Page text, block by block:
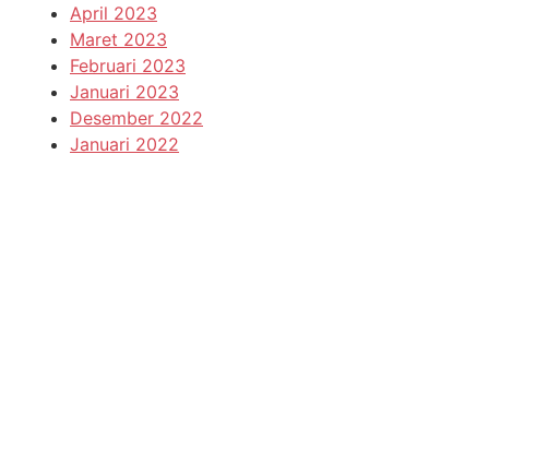
April 2023
Maret 2023
Februari 2023
Januari 2023
Desember 2022
Januari 2022